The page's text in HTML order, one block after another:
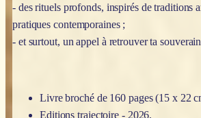
- des rituels profonds, inspirés de traditions
pratiques contemporaines ;
- et surtout, un appel à retrouver ta
Livre broché de 160 pages (15 x 22
Editions trajectoire - 2026.